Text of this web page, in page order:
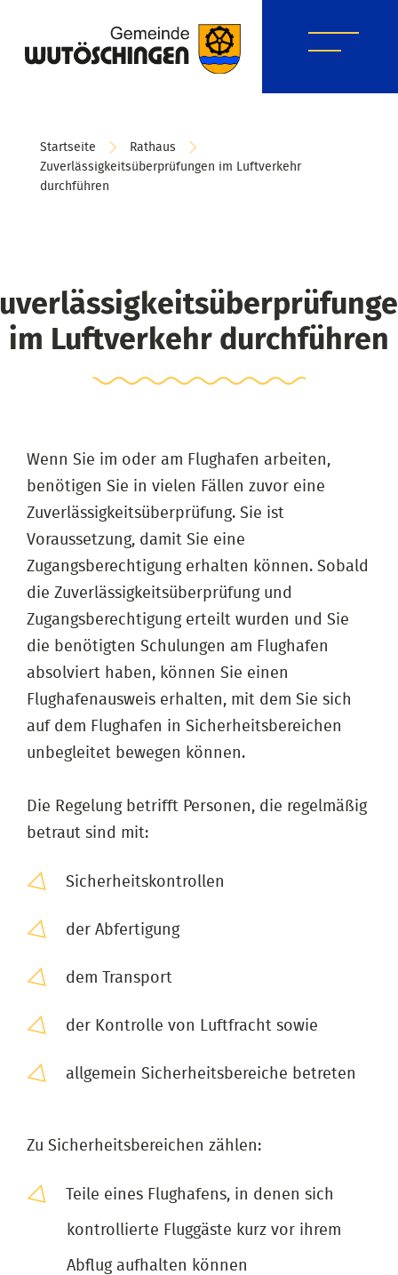
Startseite
Rathaus
Zuverlässigkeitsüberprüfungen im Luftverkehr
durchführen
im Luftverkehr durchführen
Wenn Sie im oder am Flughafen arbeiten,
benötigen Sie in vielen Fällen zuvor eine
Zuverlässigkeitsüberprüfung. Sie ist
Voraussetzung, damit Sie eine
Zugangsberechtigung erhalten können. Sobald
die Zuverlässigkeitsüberprüfung und
Zugangsberechtigung erteilt wurden und Sie
die benötigten Schulungen am Flughafen
absolviert haben, können Sie einen
Flughafenausweis erhalten, mit dem Sie sich
auf dem Flughafen in Sicherheitsbereichen
unbegleitet bewegen können.
Die Regelung betrifft Personen, die regelmäßig
betraut sind mit:
Sicherheitskontrollen
der Abfertigung
dem Transport
der Kontrolle von Luftfracht sowie
allgemein Sicherheitsbereiche betreten
Zu Sicherheitsbereichen zählen:
Teile eines Flughafens, in denen sich
kontrollierte Fluggäste kurz vor ihrem
Abflug aufhalten können